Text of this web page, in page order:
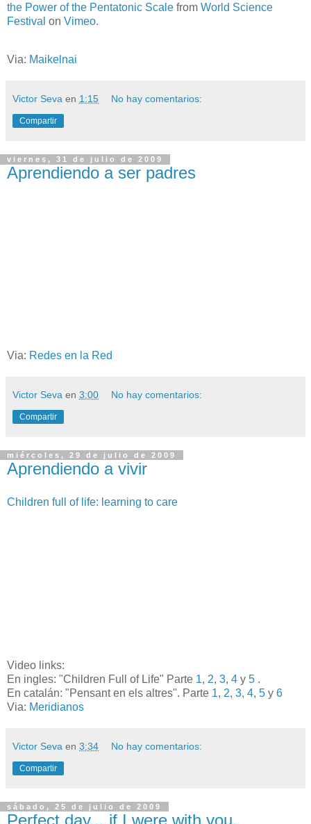
the Power of the Pentatonic Scale from World Science
Festival on Vimeo.
Via: Maikelnai
Victor Seva en 1:15 No hay comentarios:
Compartir
viernes, 31 de julio de 2009
Aprendiendo a ser padres
Via: Redes en la Red
Victor Seva en 3:00 No hay comentarios:
Compartir
miércoles, 29 de julio de 2009
Aprendiendo a vivir
Children full of life: learning to care
Video links:
En ingles: "Children Full of Life" Parte 1, 2, 3, 4 y 5 .
En catalán: "Pensant en els altres". Parte 1, 2, 3, 4, 5 y 6
Via: Meridianos
Victor Seva en 3:34 No hay comentarios:
Compartir
sábado, 25 de julio de 2009
Perfect day... if I were with you.